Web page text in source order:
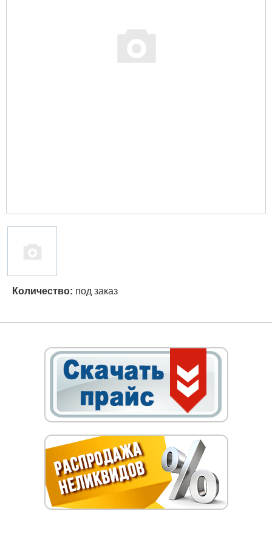
Количество: под заказ